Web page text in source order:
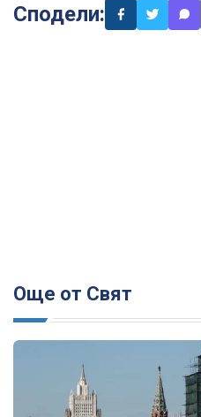
Сподели:
Още от Свят